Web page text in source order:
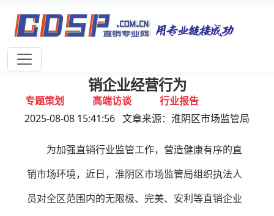
首页 独家报道 行业动态
企业资讯
专题策划 高端访谈 行业报告
聚焦七项检查重点！该地市监局规范直
销企业经营行为
2025-08-08 15:41:56 文章来源：淮阴区市场监管局
为加强直销行业监管工作，营造健康有序的直
销市场环境，近日，淮阴区市场监管局组织执法人
员对全区范围内的无限极、完美、安利等直销企业